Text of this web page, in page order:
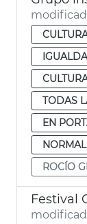
TODAS
EN
NORMAL
ROCÍO